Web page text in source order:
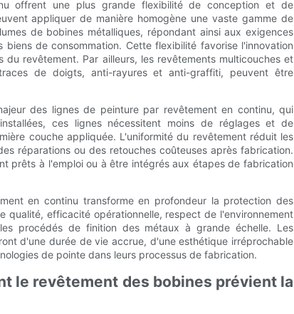
offrent une plus grande flexibilité de conception et de
appliquer de manière homogène une vaste gamme de
de bobines métalliques, répondant ainsi aux exigences
de consommation. Cette flexibilité favorise l'innovation
revêtement. Par ailleurs, les revêtements multicouches et
de doigts, anti-rayures et anti-graffiti, peuvent être
des lignes de peinture par revêtement en continu, qui
ces lignes nécessitent moins de réglages et de
couche appliquée. L'uniformité du revêtement réduit les
réparations ou des retouches coûteuses après fabrication.
prêts à l'emploi ou à être intégrés aux étapes de fabrication
en continu transforme en profondeur la protection des
qualité, efficacité opérationnelle, respect de l'environnement
procédés de finition des métaux à grande échelle. Les
d'une durée de vie accrue, d'une esthétique irréprochable
de pointe dans leurs processus de fabrication.
le revêtement des bobines prévient la